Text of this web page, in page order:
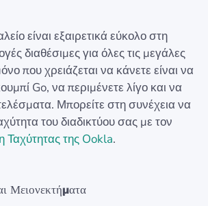
είναι εξαιρετικά εύκολο στη
διαθέσιμες για όλες τις μεγάλες
που χρειάζεται να κάνετε είναι να
Go, να περιμένετε λίγο και να
Μπορείτε στη συνέχεια να
του διαδικτύου σας με τον
Ταχύτητας της Ookla.
Μειονεκτήματα